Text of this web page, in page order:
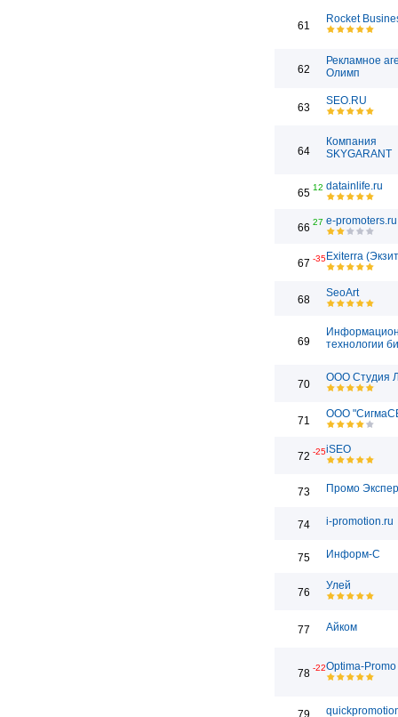
61
Rocket
62
Рекламное
Олимп
63
SEO.RU
64
Компания
SKYGARANT
65 12 datainlife.ru
66 27 e-promoters.ru
67 -35Exiterra
68
SeoArt
69
технологии
70
ООО Студия
71
ООО
72 -25iSEO
73 Промо
74 i-promotion.ru
75 Информ-С
76
Улей
77 Айком
78 -22Optima-Promo